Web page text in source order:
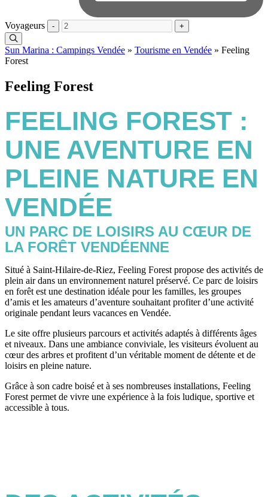
Voyageurs - +
Sun Marina : Campings Vendée » Tourisme en Vendée » Feeling
Forest
Feeling Forest
FEELING FOREST :
UNE AVENTURE EN
PLEINE NATURE EN
VENDÉE
UN PARC DE LOISIRS AU CŒUR DE
LA FORÊT VENDÉENNE
Situé à Saint-Hilaire-de-Riez, Feeling Forest propose des activités de
plein air dans un environnement naturel préservé. Ce parc de loisirs
en forêt est une destination idéale pour les familles, les groupes
d’amis et les amateurs d’aventure souhaitant profiter d’une activité
originale pendant leurs vacances en Vendée.
Le site offre plusieurs parcours et activités adaptés à différents âges
et niveaux. Dans une ambiance conviviale, les visiteurs évoluent au
cœur des arbres et profitent d’un véritable moment de détente et de
loisirs en pleine nature.
Grâce à son cadre boisé et à ses nombreuses installations, Feeling
Forest permet de vivre une expérience à la fois ludique, sportive et
accessible à tous.